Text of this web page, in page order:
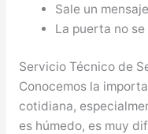
Sale un
La puerta no se
Servicio Técnico de
Conocemos la
cotidiana,
es húmedo, es muy